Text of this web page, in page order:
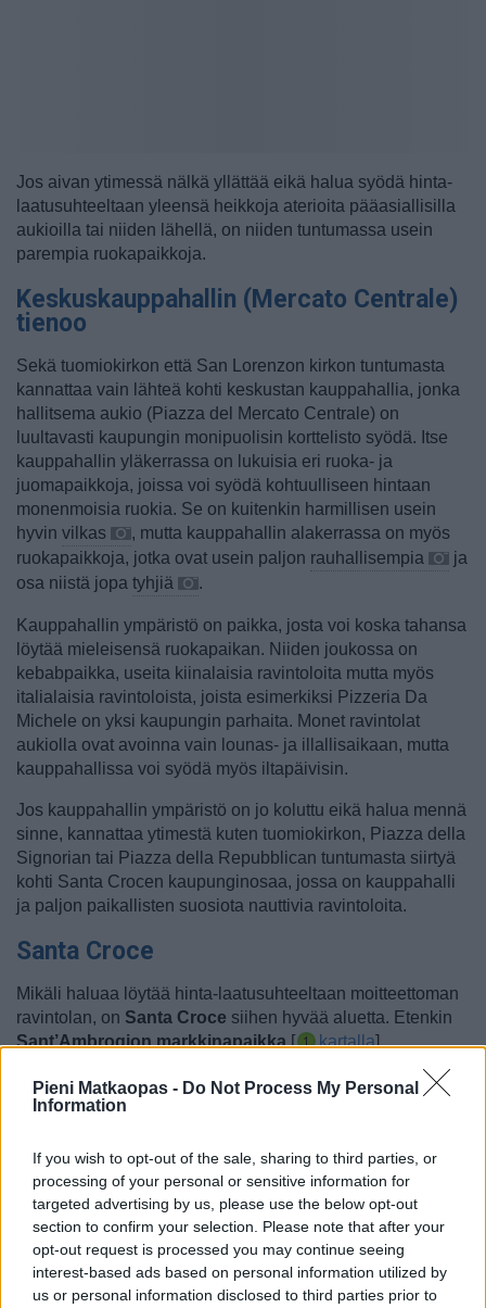
Pieni Matkaopas - Do Not Process My Personal
Information
If you wish to opt-out of the sale, sharing to third parties, or
processing of your personal or sensitive information for
targeted advertising by us, please use the below opt-out
section to confirm your selection. Please note that after your
opt-out request is processed you may continue seeing
interest-based ads based on personal information utilized by
us or personal information disclosed to third parties prior to
Jos aivan ytimessä nälkä yllättää eikä halua syödä hinta-
laatusuhteeltaan yleensä heikkoja aterioita pääasiallisilla
aukioilla tai niiden lähellä, on niiden tuntumassa usein
parempia ruokapaikkoja.
Keskuskauppahallin (Mercato Centrale)
tienoo
Sekä tuomiokirkon että San Lorenzon kirkon tuntumasta
kannattaa vain lähteä kohti keskustan kauppahallia, jonka
hallitsema aukio (Piazza del Mercato Centrale) on
luultavasti kaupungin monipuolisin korttelisto syödä. Itse
kauppahallin yläkerrassa on lukuisia eri ruoka- ja
juomapaikkoja, joissa voi syödä kohtuulliseen hintaan
monenmoisia ruokia. Se on kuitenkin harmillisen usein
hyvin vilkas
, mutta kauppahallin alakerrassa on myös
ruokapaikkoja, jotka ovat usein paljon rauhallisempia
ja
osa niistä jopa tyhjiä .
Kauppahallin ympäristö on paikka, josta voi koska tahansa
löytää mieleisensä ruokapaikan. Niiden joukossa on
kebabpaikka, useita kiinalaisia ravintoloita mutta myös
italialaisia ravintoloista, joista esimerkiksi Pizzeria Da
Michele on yksi kaupungin parhaita. Monet ravintolat
aukiolla ovat avoinna vain lounas- ja illallisaikaan, mutta
kauppahallissa voi syödä myös iltapäivisin.
Jos kauppahallin ympäristö on jo koluttu eikä halua mennä
sinne, kannattaa ytimestä kuten tuomiokirkon, Piazza della
Signorian tai Piazza della Repubblican tuntumasta siirtyä
kohti Santa Crocen kaupunginosaa, jossa on kauppahalli
ja paljon paikallisten suosiota nauttivia ravintoloita.
Santa Croce
Mikäli haluaa löytää hinta-laatusuhteeltaan moitteettoman
ravintolan, on Santa Croce siihen hyvää aluetta. Etenkin
Sant’Ambrogion markkinapaikka[ kartalla]
paikallistenkin suosiossa olevaa tienoota ravintoloille ja
myös pikkupurtaville.
Itse Mercato di Sant’Ambrogio on avoinna vain ma–la klo
7–14, ja se soveltuu aamiaiselle, lounaalle tai kahville. Se
on eniten paikallisten suosiossa, ja turistit ovat siellä
valtaosan vuodesta vähemmistössä. Siellä on mukava
haukata kahvilan tiskillä tai muualla aamupalaa ja juoda
kahvit. Siellä on muutama ravintola, joissa voi syödä
lounasta, ja se on autenttinen, vanhanajan paikka syödä ja